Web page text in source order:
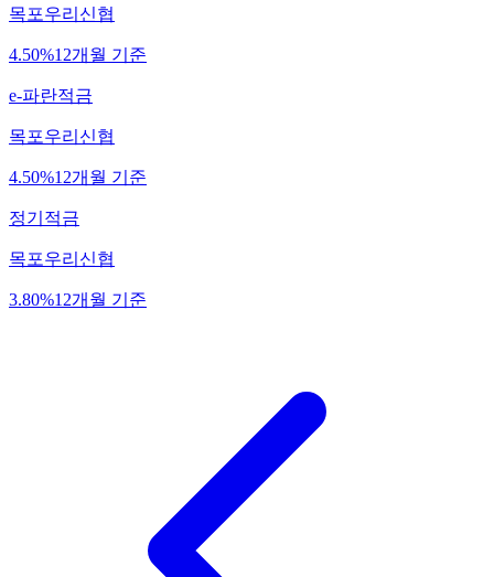
목포우리신협
4.50%12개월 기준
e-파란적금
목포우리신협
4.50%12개월 기준
정기적금
목포우리신협
3.80%12개월 기준